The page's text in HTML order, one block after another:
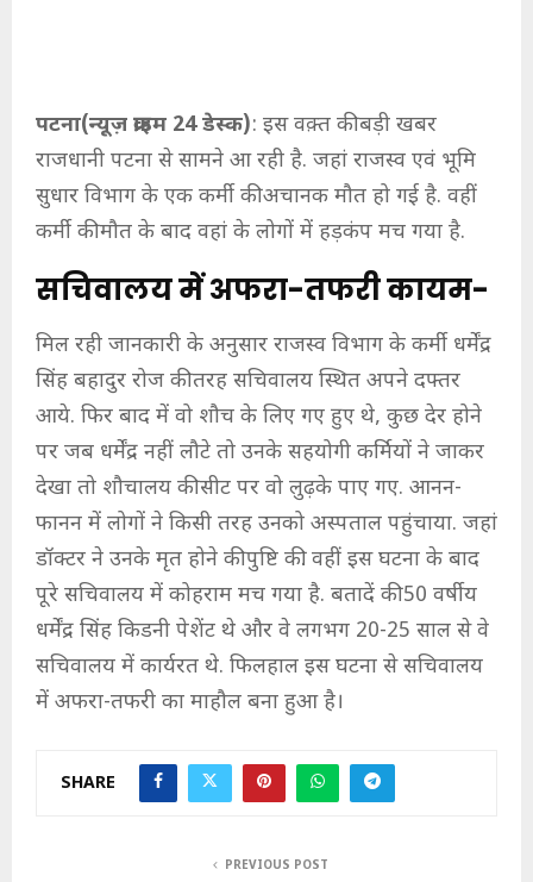
पटना(न्यूज़ क्राइम 24 डेस्क): इस वक़्त की बड़ी खबर
राजधानी पटना से सामने आ रही है. जहां राजस्व एवं भूमि
सुधार विभाग के एक कर्मी की अचानक मौत हो गई है. वहीं
कर्मी की मौत के बाद वहां के लोगों में हड़कंप मच गया है.
सचिवालय में अफरा-तफरी कायम-
मिल रही जानकारी के अनुसार राजस्व विभाग के कर्मी धर्मेंद्र
सिंह बहादुर रोज की तरह सचिवालय स्थित अपने दफ्तर
आये. फिर बाद में वो शौच के लिए गए हुए थे, कुछ देर होने
पर जब धर्मेंद्र नहीं लौटे तो उनके सहयोगी कर्मियों ने जाकर
देखा तो शौचालय की सीट पर वो लुढ़के पाए गए. आनन-
फानन में लोगों ने किसी तरह उनको अस्पताल पहुंचाया. जहां
डॉक्टर ने उनके मृत होने की पुष्टि की. वहीं इस घटना के बाद
पूरे सचिवालय में कोहराम मच गया है. बतादें की 50 वर्षीय
धर्मेंद्र सिंह किडनी पेशेंट थे और वे लगभग 20-25 साल से वे
सचिवालय में कार्यरत थे. फिलहाल इस घटना से सचिवालय
में अफरा-तफरी का माहौल बना हुआ है।
SHARE
PREVIOUS POST